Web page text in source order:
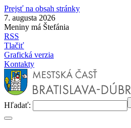
Prejsť na obsah stránky
7. augusta 2026
Meniny má Štefánia
RSS
Tlačiť
Grafická verzia
Kontakty
Hľadať: